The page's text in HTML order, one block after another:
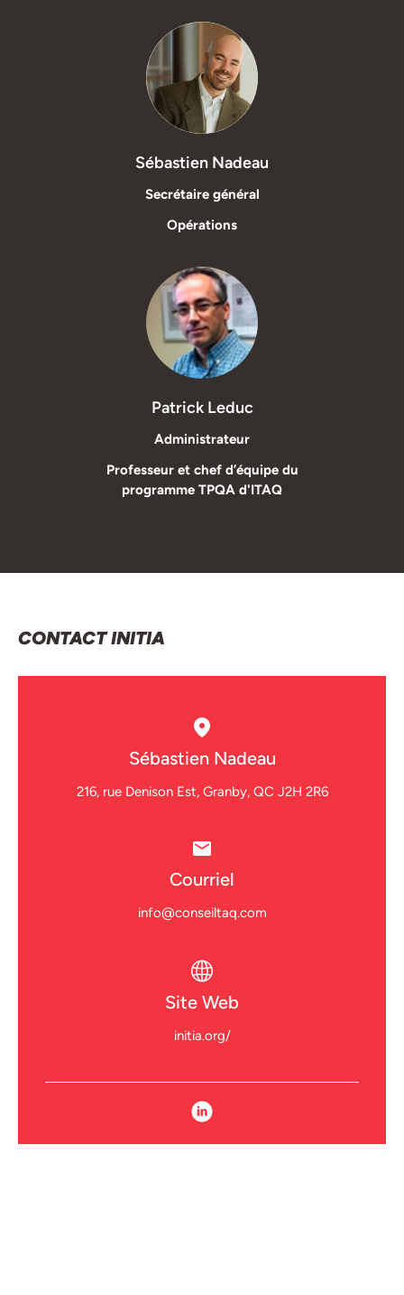
Sébastien Nadeau
Secrétaire général
Opérations
Patrick Leduc
Administrateur
Professeur et chef d’équipe du
programme TPQA d'ITAQ
CONTACT INITIA
Sébastien Nadeau
216, rue Denison Est, Granby, QC J2H 2R6
Courriel
info@conseiltaq.com
Site Web
initia.org/